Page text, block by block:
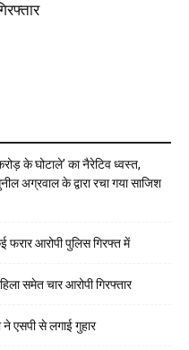
के घोटाले’ का नैरेटिव ध्वस्त,
अग्रवाल के द्वारा रचा गया साजिश
फरार आरोपी पुलिस गिरफ्त में
समेत चार आरोपी गिरफ्तार
ने एसपी से लगाई गुहार